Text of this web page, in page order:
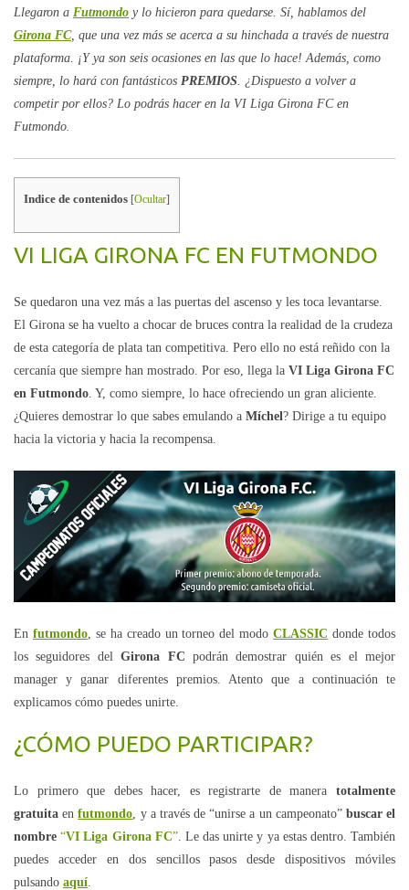
Llegaron a Futmondo y lo hicieron para quedarse. Sí, hablamos del
Girona FC, que una vez más se acerca a su hinchada a través de nuestra
plataforma. ¡Y ya son seis ocasiones en las que lo hace! Además, como
siempre, lo hará con fantásticos PREMIOS . ¿Dispuesto a volver a
competir por ellos? Lo podrás hacer en la VI Liga Girona FC en
Futmondo.
Indice de contenidos [Ocultar]
VI LIGA GIRONA FC EN FUTMONDO
Se quedaron una vez más a las puertas del ascenso y les toca levantarse.
El Girona se ha vuelto a chocar de bruces contra la realidad de la crudeza
de esta categoría de plata tan competitiva. Pero ello no está reñido con la
cercanía que siempre han mostrado. Por eso, llega la VI Liga Girona FC
en Futmondo . Y, como siempre, lo hace ofreciendo un gran aliciente.
¿Quieres demostrar lo que sabes emulando a Míchel ? Dirige a tu equipo
hacia la victoria y hacia la recompensa.
En futmondo, se ha creado un torneo del modo CLASSIC donde todos
los seguidores del
Girona FC
podrán demostrar quién es el mejor
manager y ganar diferentes premios. Atento que a continuación te
explicamos cómo puedes unirte.
¿CÓMO PUEDO PARTICIPAR?
Lo primero que debes hacer, es registrarte de manera
totalmente
gratuita en futmondo , y a través de “unirse a un campeonato” buscar el
nombre “VI Liga Girona FC”. Le das unirte y ya estas dentro. También
puedes acceder en dos sencillos pasos desde dispositivos móviles
pulsando aquí